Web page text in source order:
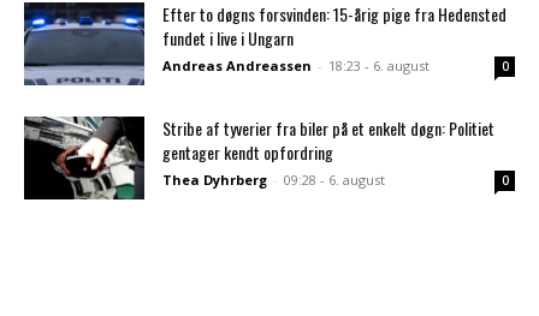
Efter to døgns forsvinden: 15-årig pige fra Hedensted
fundet i live i Ungarn
Andreas Andreassen - 18:23 - 6. august 0
Stribe af tyverier fra biler på et enkelt døgn: Politiet
gentager kendt opfordring
Thea Dyhrberg - 09:28 - 6. august 0